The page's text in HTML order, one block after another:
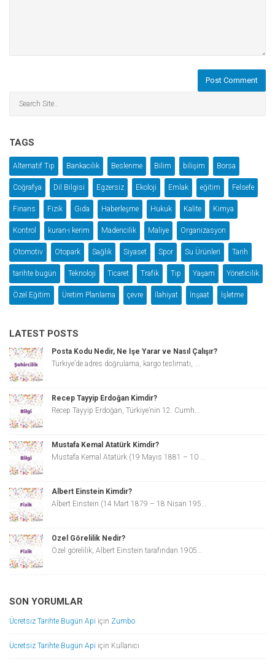
TAGS
Alternatif Tıp Bankacılık Beslenme Bilim bilişim Borsa
Coğrafya Dil Bilgisi Egzersiz Ekoloji Emlak eğitim Felsefe
Finans Fizik Gıda Haberleşme Hukuk Kalite Kimya
Kontrol kuran-ı kerim Madencilik Maliye Organizasyon
Otomotiv Otopark Sağlık Siyaset Spor Su Ürünleri Tarih
tarihte bugün Teknoloji Ticaret Trafik Tıp Yaşam Yöneticilik
Özel Eğitim Üretim Planlama çevre İlahiyat İnşaat İşletme
LATEST POSTS
Posta Kodu Nedir, Ne İşe Yarar ve Nasıl Çalışır?
Türkiye’de adres doğrulama, kargo teslimatı, ...
Recep Tayyip Erdoğan Kimdir?
Recep Tayyip Erdoğan, Türkiye’nin 12. Cumh...
Mustafa Kemal Atatürk Kimdir?
Mustafa Kemal Atatürk (19 Mayıs 1881 – 10 ...
Albert Einstein Kimdir?
Albert Einstein (14 Mart 1879 – 18 Nisan 195...
Özel Görelilik Nedir?
Özel görelilik, Albert Einstein tarafından 1905...
SON YORUMLAR
Ücretsiz Tarihte Bugün Api için Zumbo
Ücretsiz Tarihte Bugün Api için Kullanıcı